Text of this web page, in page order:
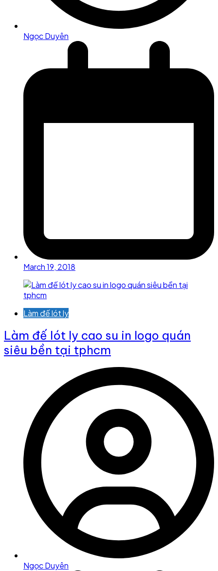
Ngọc Duyên
March 19, 2018
Làm đế lót ly
Làm đế lót ly cao su in logo quán
siêu bền tại tphcm
Ngọc Duyên